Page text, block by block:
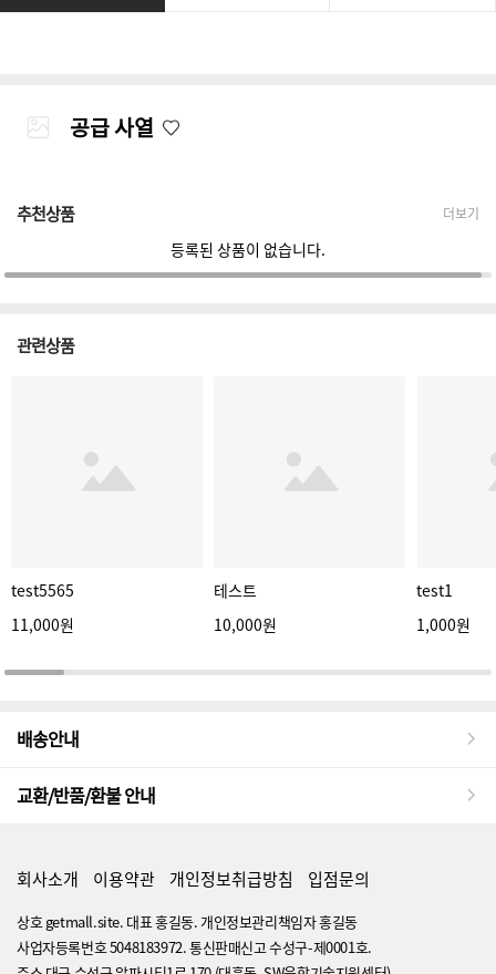
공급 사열
추천상품 더보기
등록된 상품이 없습니다.
관련상품
test5565
11,000원
테스트
10,000원
test1
1,000원
배송안내
교환/반품/환불 안내
회사소개 이용약관 개인정보취급방침 입점문의
상호 getmall.site. 대표 홍길동. 개인정보관리책임자 홍길동
사업자등록번호 5048183972. 통신판매신고 수성구-제0001호.